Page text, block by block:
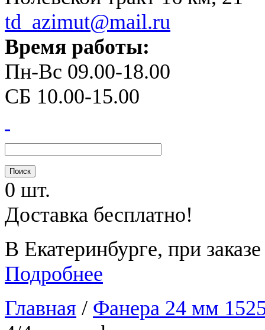
td_azimut@mail.ru
Время работы:
Пн-Вс 09.00-18.00
СБ 10.00-15.00
0 шт.
Доставка бесплатно!
В Екатеринбурге, при
Подробнее
Главная / Фанера 24 мм